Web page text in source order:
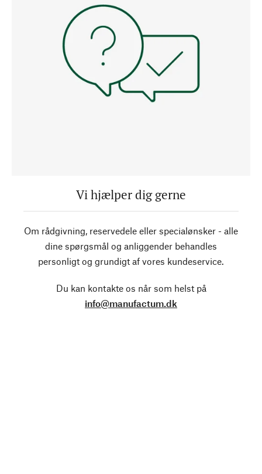
Vi hjælper dig gerne
Om rådgivning, reservedele eller specialønsker - alle
dine spørgsmål og anliggender behandles
personligt og grundigt af vores kundeservice.
Du kan kontakte os når som helst på
info@manufactum.dk